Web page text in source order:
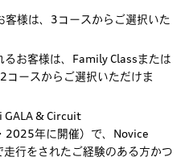
客様は、3コースからご選択いた
るお客様は、Family Classまたは
コースからご選択いただけま
GALA & Circuit
年に開催）で、Novice
行をされたご経験のある方かつ